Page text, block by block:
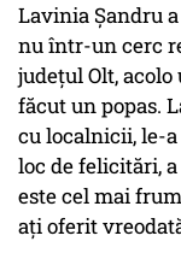
Lavinia Șandru
nu într-un cerc
județul Olt, acolo
făcut un popas.
cu localnicii, le-
loc de felicitări,
este cel mai
ați oferit